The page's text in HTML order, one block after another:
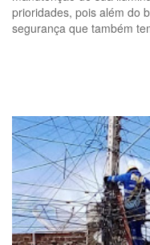
prioridades, pois além do
segurança que também